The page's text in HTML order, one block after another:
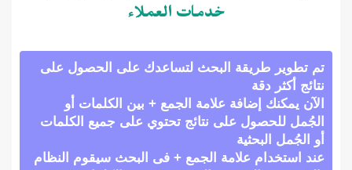
خدمات العملاء
تطوير طريقة البحث لتساعدك على الحصول على
أكثر دقة
يمكنك إضافة علامة الجمع + بين الكلمات أو
للحصول على نتائج تحتوي على جميع الكلمات
الجُمل البحثية
استخدام علامة الجمع + فى البحث سيقوم النظام